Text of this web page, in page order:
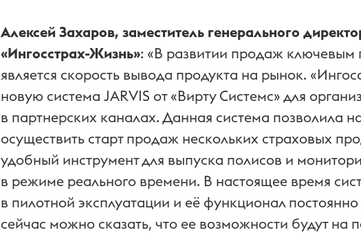
Алексей Захаров, заместитель генерального
«Ингосстрах-Жизнь»: «В развитии продаж ключевым
является скорость вывода продукта на рынок.
новую система JARVIS от «Вирту Системс» для
в партнерских каналах. Данная система позволила
осуществить старт продаж нескольких страховых
удобный инструмент для выпуска полисов и
в режиме реального времени. В настоящее время
в пилотной эксплуатации и её функционал
сейчас можно сказать, что ее возможности будут на